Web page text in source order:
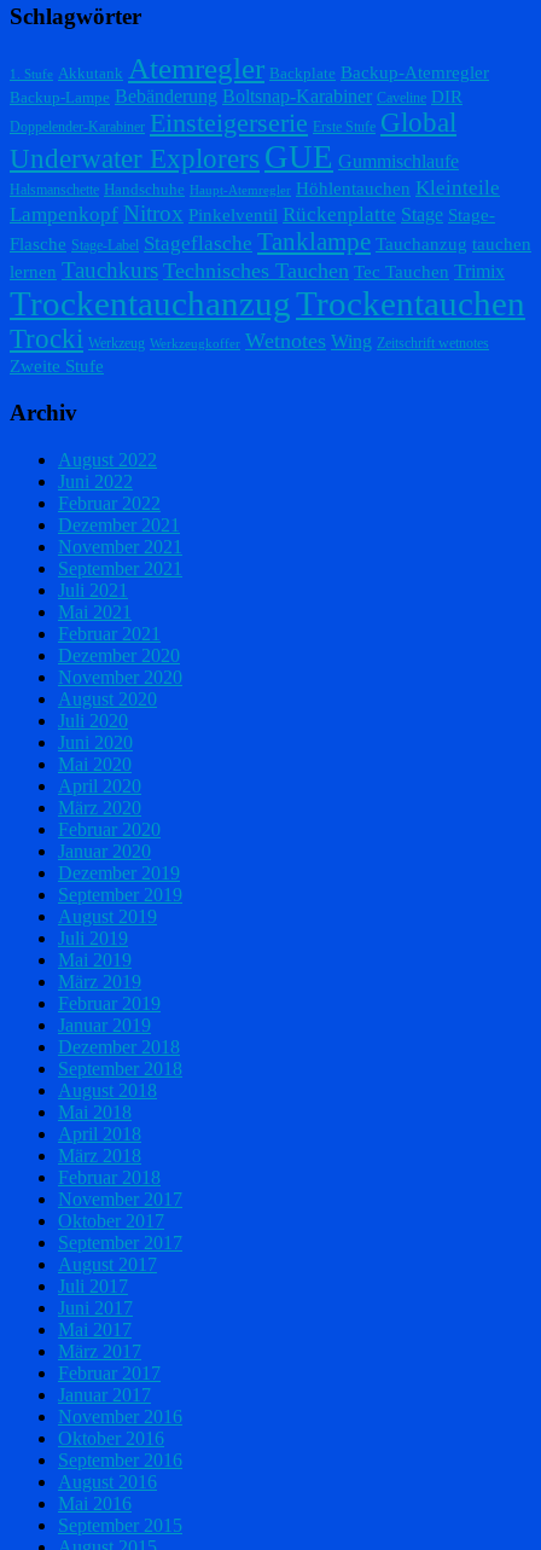
Schlagwörter
1. Stufe Akkutank Atemregler Backplate Backup-Atemregler
Backup-Lampe Bebänderung Boltsnap-Karabiner Caveline DIR
Doppelender-Karabiner Einsteigerserie Erste Stufe Global
Underwater Explorers GUE Gummischlaufe
Halsmanschette Handschuhe Haupt-Atemregler Höhlentauchen Kleinteile
Lampenkopf Nitrox Pinkelventil Rückenplatte Stage Stage-
Flasche Stage-Label Stageflasche Tanklampe Tauchanzug tauchen
lernen Tauchkurs Technisches Tauchen Tec Tauchen Trimix
TrockentauchanzugTrockentauchen
Trocki Werkzeug Werkzeugkoffer Wetnotes Wing Zeitschrift wetnotes
Zweite Stufe
Archiv
August 2022
Juni 2022
Februar 2022
Dezember 2021
November 2021
September 2021
Juli 2021
Mai 2021
Februar 2021
Dezember 2020
November 2020
August 2020
Juli 2020
Juni 2020
Mai 2020
April 2020
März 2020
Februar 2020
Januar 2020
Dezember 2019
September 2019
August 2019
Juli 2019
Mai 2019
März 2019
Februar 2019
Januar 2019
Dezember 2018
September 2018
August 2018
Mai 2018
April 2018
März 2018
Februar 2018
November 2017
Oktober 2017
September 2017
August 2017
Juli 2017
Juni 2017
Mai 2017
März 2017
Februar 2017
Januar 2017
November 2016
Oktober 2016
September 2016
August 2016
Mai 2016
September 2015